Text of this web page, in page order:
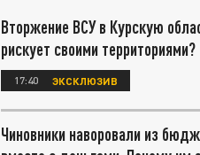
Вторжение ВСУ в Курскую
рискует своими территориями?
17:40 ЭКСКЛЮЗИВ
Чиновники наворовали из